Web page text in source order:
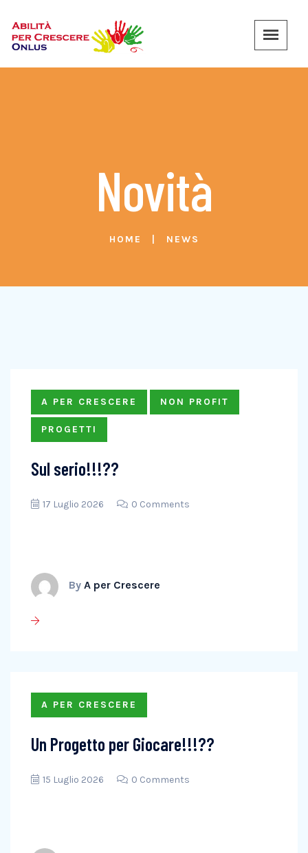
Novità
HOME NEWS
A PER CRESCERE NON PROFIT
PROGETTI
Sul serio!!!??
17 Luglio 2026 0 Comments
By A per Crescere
A PER CRESCERE
Un Progetto per Giocare!!!??
15 Luglio 2026 0 Comments